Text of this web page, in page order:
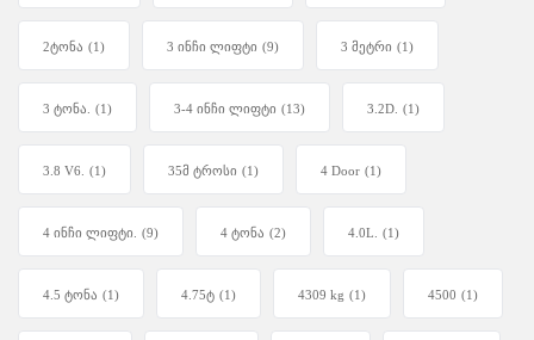
2ტონა (1) 3 ინჩი ლიფტი (9) 3 მეტრი (1)
3 ტონა. (1) 3-4 ინჩი ლიფტი (13) 3.2D. (1)
3.8 V6. (1) 35მ ტროსი (1) 4 Door (1)
4 ინჩი ლიფტი. (9) 4 ტონა (2) 4.0L. (1)
4.5 ტონა (1) 4.75ტ (1) 4309 kg (1) 4500 (1)